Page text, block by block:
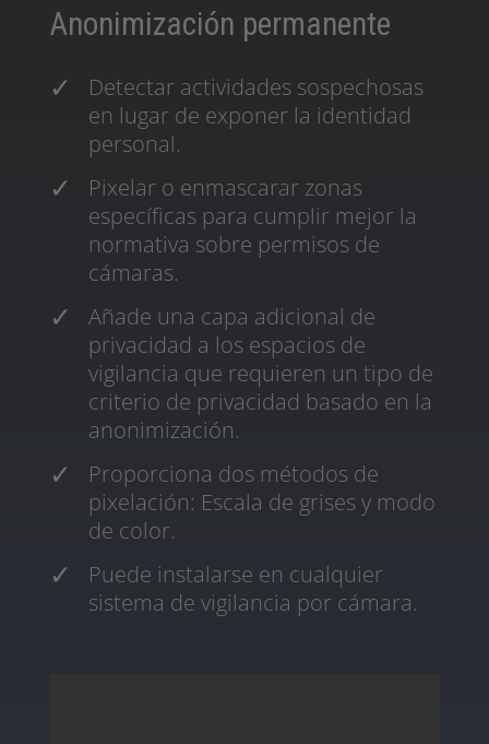
Anonimización permanente
Detectar actividades sospechosas
en lugar de exponer la identidad
personal.
Pixelar o enmascarar zonas
específicas para cumplir mejor la
normativa sobre permisos de
cámaras.
Añade una capa adicional de
privacidad a los espacios de
vigilancia que requieren un tipo de
criterio de privacidad basado en la
anonimización.
Proporciona dos métodos de
pixelación: Escala de grises y modo
de color.
Puede instalarse en cualquier
sistema de vigilancia por cámara.